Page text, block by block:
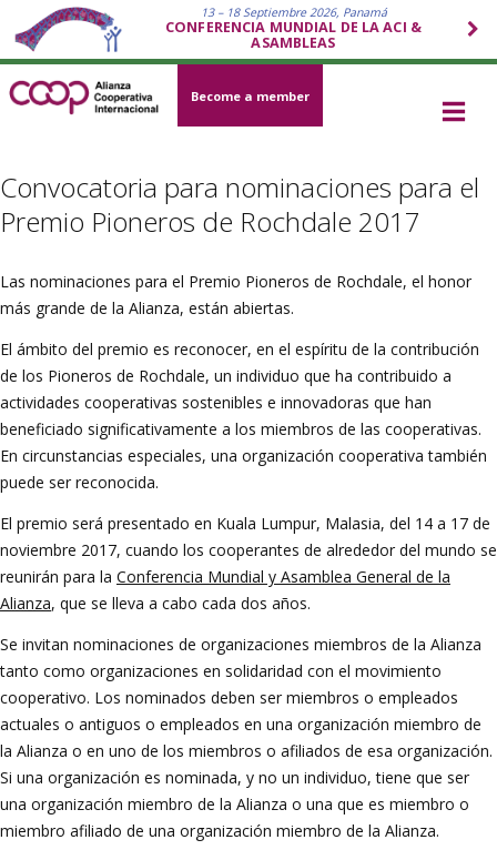
13 – 18 Septiembre 2026, Panamá
CONFERENCIA MUNDIAL DE LA ACI &
ASAMBLEAS
Become a member
Convocatoria para nominaciones para el
Premio Pioneros de Rochdale 2017
Las nominaciones para el Premio Pioneros de Rochdale, el honor
más grande de la Alianza, están abiertas.
El ámbito del premio es reconocer, en el espíritu de la contribución
de los Pioneros de Rochdale, un individuo que ha contribuido a
actividades cooperativas sostenibles e innovadoras que han
beneficiado significativamente a los miembros de las cooperativas.
En circunstancias especiales, una organización cooperativa también
puede ser reconocida.
El premio será presentado en Kuala Lumpur, Malasia, del 14 a 17 de
noviembre 2017, cuando los cooperantes de alrededor del mundo se
reunirán para la Conferencia Mundial y Asamblea General de la
Alianza, que se lleva a cabo cada dos años.
Se invitan nominaciones de organizaciones miembros de la Alianza
tanto como organizaciones en solidaridad con el movimiento
cooperativo. Los nominados deben ser miembros o empleados
actuales o antiguos o empleados en una organización miembro de
la Alianza o en uno de los miembros o afiliados de esa organización.
Si una organización es nominada, y no un individuo, tiene que ser
una organización miembro de la Alianza o una que es miembro o
miembro afiliado de una organización miembro de la Alianza.